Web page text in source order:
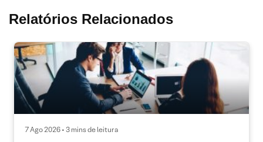
Relatórios Relacionados
7 Ago 2026 • 3 mins de leitura